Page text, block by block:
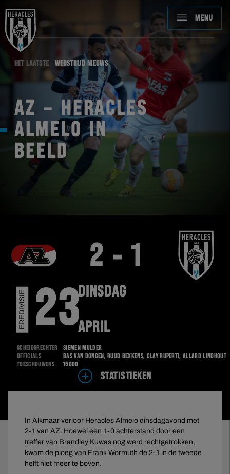
MENU
HET LAATSTE WEDSTRIJD NIEUWS
AZ – HERACLES
ALMELO IN
BEELD
EREDIVISIE 23DINSDAG
APRIL
2 - 1
Scheidsrechter
Siemen Mulder
Officials
Bas van Dongen, Ruud Bexkens, Clay Ruperti, Allard Lindhout
Toeschouwers
15000
STATISTIEKEN
In Alkmaar verloor Heracles Almelo dinsdagavond met
2-1 van AZ. Hoewel een 1-0 achterstand door een
treffer van Brandley Kuwas nog werd rechtgetrokken,
kwam de ploeg van Frank Wormuth de 2-1 in de tweede
helft niet meer te boven.